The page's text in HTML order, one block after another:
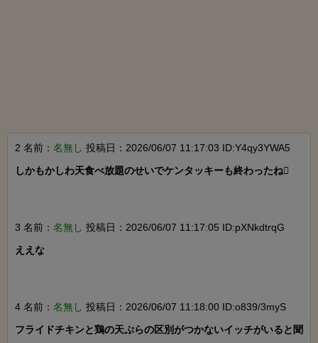
2 名前： 名無し 投稿日：2026/06/07 11:17:03 ID:Y4qy3YWA5
しかもかしわ天食べ放題のせいでケンタッキーも終わったね
3 名前： 名無し 投稿日：2026/06/07 11:17:05 ID:pXNkdtrqG
ええな
4 名前： 名無し 投稿日：2026/06/07 11:18:00 ID:o839/3myS
フライドチキンと鶏の天ぷらの区別がつかないイッチがいると聞